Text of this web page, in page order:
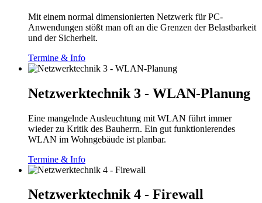
Mit einem normal dimensionierten Netzwerk für PC-
Anwendungen stößt man oft an die Grenzen der Belastbarkeit
und der Sicherheit.
Termine & Info
Netzwerktechnik 3 - WLAN-Planung
Eine mangelnde Ausleuchtung mit WLAN führt immer
wieder zu Kritik des Bauherrn. Ein gut funktionierendes
WLAN im Wohngebäude ist planbar.
Termine & Info
Netzwerktechnik 4 - Firewall